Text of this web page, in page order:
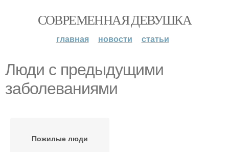
СОВРЕМЕННАЯ ДЕВУШКА
главная новости статьи
Люди с предыдущими
заболеваниями
Пожилые люди